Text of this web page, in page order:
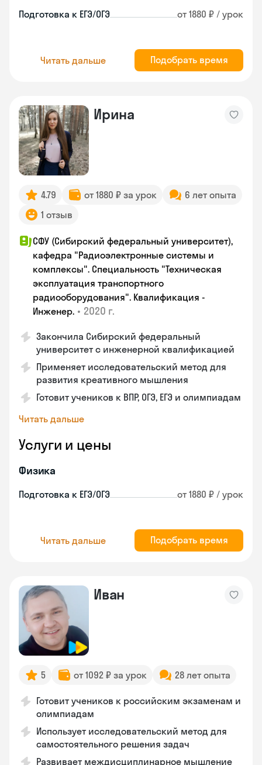
Подготовка к ЕГЭ/ОГЭ от 1880 ₽ / урок
Читать дальше Подобрать время
Ирина
4.79 от 1880 ₽ за урок
6 лет опыта
1 отзыв
СФУ (Сибирский федеральный университет),
кафедра "Радиоэлектронные системы и
комплексы". Специальность "Техническая
эксплуатация транспортного
радиооборудования". Квалификация -
Инженер. • 2020 г.
Закончила Сибирский федеральный
университет с инженерной квалификацией
Применяет исследовательский метод для
развития креативного мышления
Готовит учеников к ВПР, ОГЭ, ЕГЭ и олимпиадам
Читать дальше
Услуги и цены
Физика
Подготовка к ЕГЭ/ОГЭ от 1880 ₽ / урок
Читать дальше Подобрать время
Иван
5 от 1092 ₽ за урок 28 лет опыта
Готовит учеников к российским экзаменам и
олимпиадам
Использует исследовательский метод для
самостоятельного решения задач
Развивает междисциплинарное мышление